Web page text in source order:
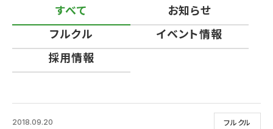
すべて
お知らせ
フルクル
イベント情報
採用情報
フルクル
2018.09.20